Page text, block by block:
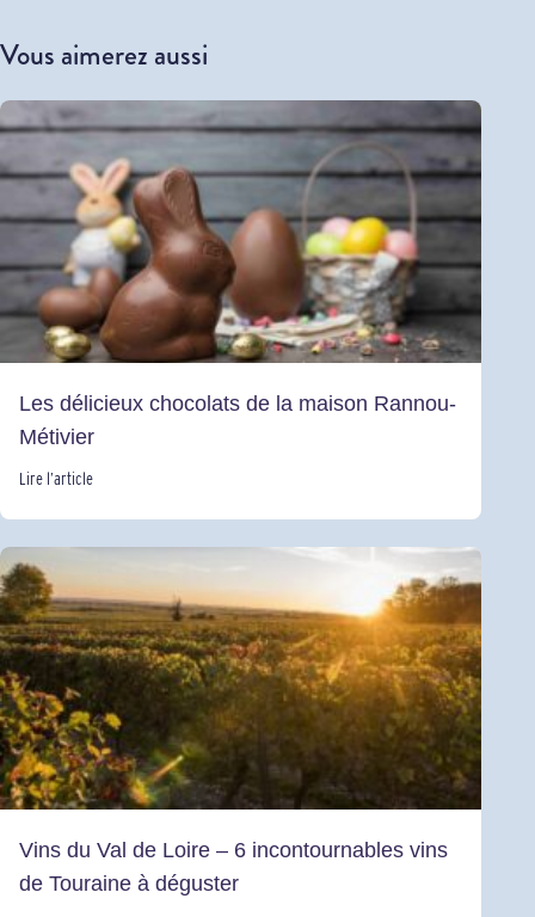
Vous aimerez aussi
Les délicieux chocolats de la maison Rannou-
Métivier
Lire l’article
Vins du Val de Loire – 6 incontournables vins
de Touraine à déguster